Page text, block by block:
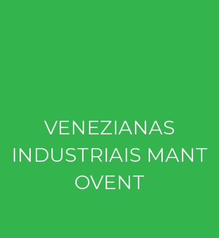
VENEZIANAS
INDUSTRIAIS MANT
OVENT